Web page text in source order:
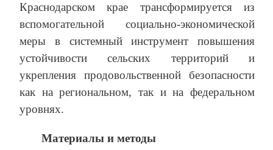
Краснодарском крае трансформируется из
вспомогательной социально-экономической
меры в системный инструмент повышения
устойчивости сельских территорий и
укрепления продовольственной безопасности
как на региональном, так и на федеральном
уровнях.
Материалы и методы